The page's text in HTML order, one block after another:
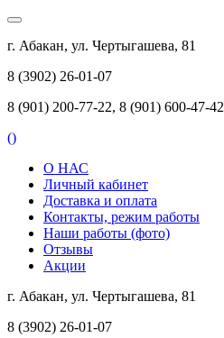
г. Абакан, ул. Чертыгашева, 81
8 (3902) 26-01-07
8 (901) 200-77-22, 8 (901) 600-47-42
()
О НАС
Личный кабинет
Доставка и оплата
Контакты, режим работы
Наши работы (фото)
Отзывы
Акции
г. Абакан, ул. Чертыгашева, 81
8 (3902) 26-01-07